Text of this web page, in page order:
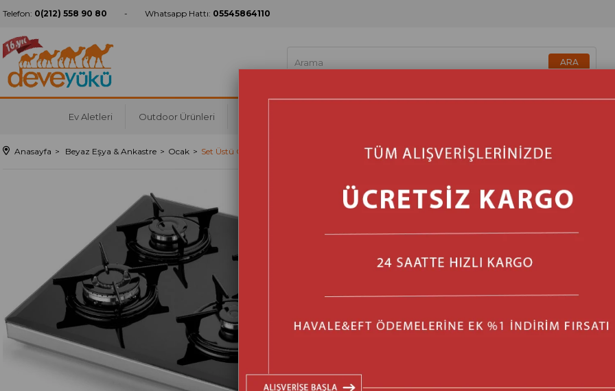
Telefon: 0(212) 558 90 80 Whatsapp Hattı: 05545864110
Ev Aletleri Outdoor Ürünleri
Anasayfa Beyaz Eşya & Ankastre Ocak Set Üstü Ocak
Eminçelik EC-SÜ 1240
(D_8697405248810)
Stok Miktarı : 7
₺6.499,00